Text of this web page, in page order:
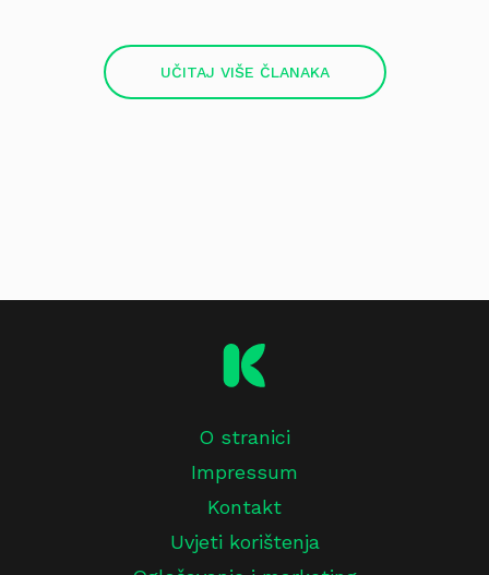
UČITAJ VIŠE ČLANAKA
O stranici
Impressum
Kontakt
Uvjeti korištenja